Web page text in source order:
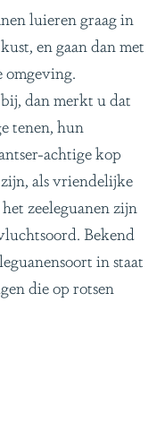
luieren graag in
en gaan dan met
omgeving.
dan merkt u dat
tenen, hun
achtige kop
als vriendelijke
zeeleguanen zijn
Bekend
in staat
die op rotsen